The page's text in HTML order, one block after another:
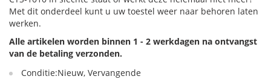
Met dit onderdeel kunt u uw toestel weer naar behoren laten
werken.
Alle artikelen worden binnen 1 - 2 werkdagen na ontvangst
van de betaling verzonden.
Conditie:Nieuw, Vervangende